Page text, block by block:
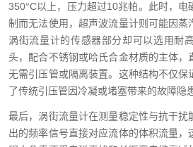
350°C以上，压力超过10兆帕。此时，电
制而无法使用，超声波流量计则可能因蒸
涡街流量计的传感器部分却可以选用耐
头，配合不锈钢或哈氏合金材质的主体，
无需引压管或隔离装置。这种结构不仅保
了传统引压管因冷凝或堵塞带来的故障隐患
最后，涡街流量计在测量稳定性与抗干扰
出的频率信号直接对应流体的体积流量，